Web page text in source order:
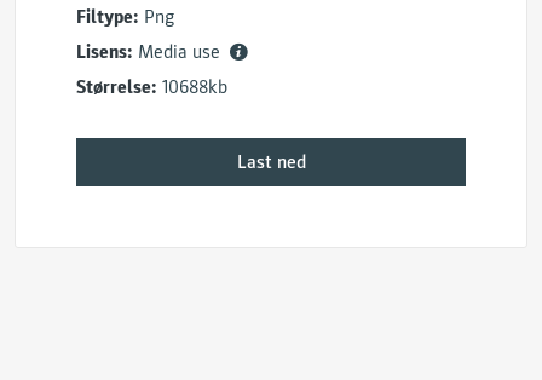
Filtype: Png
Lisens: Media use
Størrelse: 10688kb
Last ned